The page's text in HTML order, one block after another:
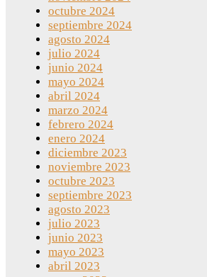
octubre 2024
septiembre 2024
agosto 2024
julio 2024
junio 2024
mayo 2024
abril 2024
marzo 2024
febrero 2024
enero 2024
diciembre 2023
noviembre 2023
octubre 2023
septiembre 2023
agosto 2023
julio 2023
junio 2023
mayo 2023
abril 2023